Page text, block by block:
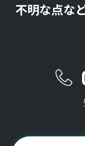
不明な点な